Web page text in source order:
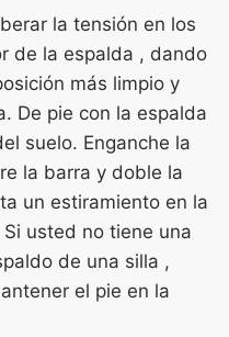
la tensión en los
de la espalda , dando
más limpio y
De pie con la espalda
suelo. Enganche la
la barra y doble la
un estiramiento en la
usted no tiene una
de una silla ,
el pie en la